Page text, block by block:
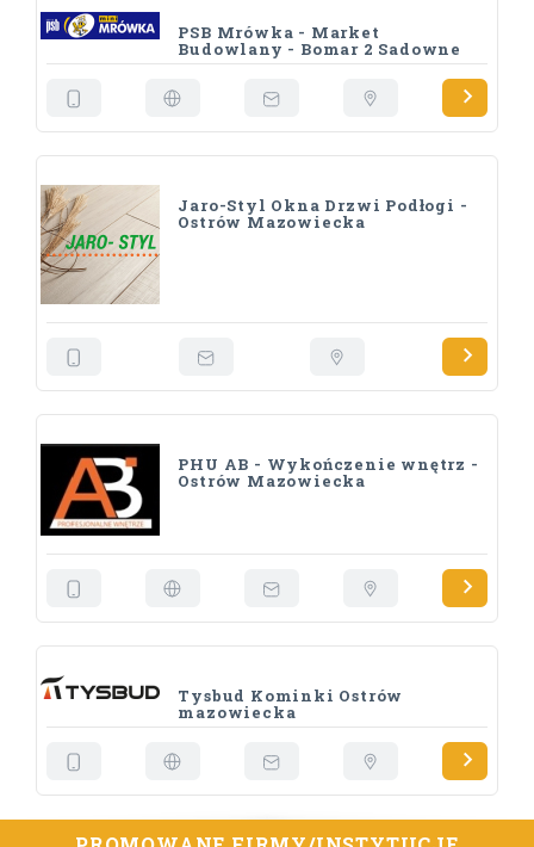
PSB Mrówka - Market
Budowlany - Bomar 2 Sadowne
Jaro-Styl Okna Drzwi Podłogi -
Ostrów Mazowiecka
PHU AB - Wykończenie wnętrz -
Ostrów Mazowiecka
Tysbud Kominki Ostrów
mazowiecka